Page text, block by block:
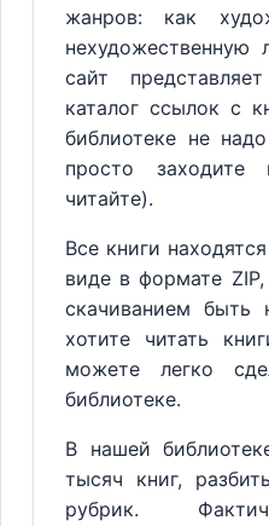
жанров: как
нехудожественную
сайт
каталог ссылок с
библиотеке не
просто заходите
читайте).
Все книги
виде в формате
скачиванием
хотите читать
можете легко
библиотеке.
В нашей
тысяч книг,
рубрик.